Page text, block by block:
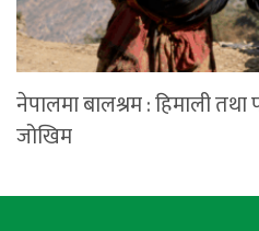
नेपालमा बालश्रम : हिमाली तथा
जोखिम